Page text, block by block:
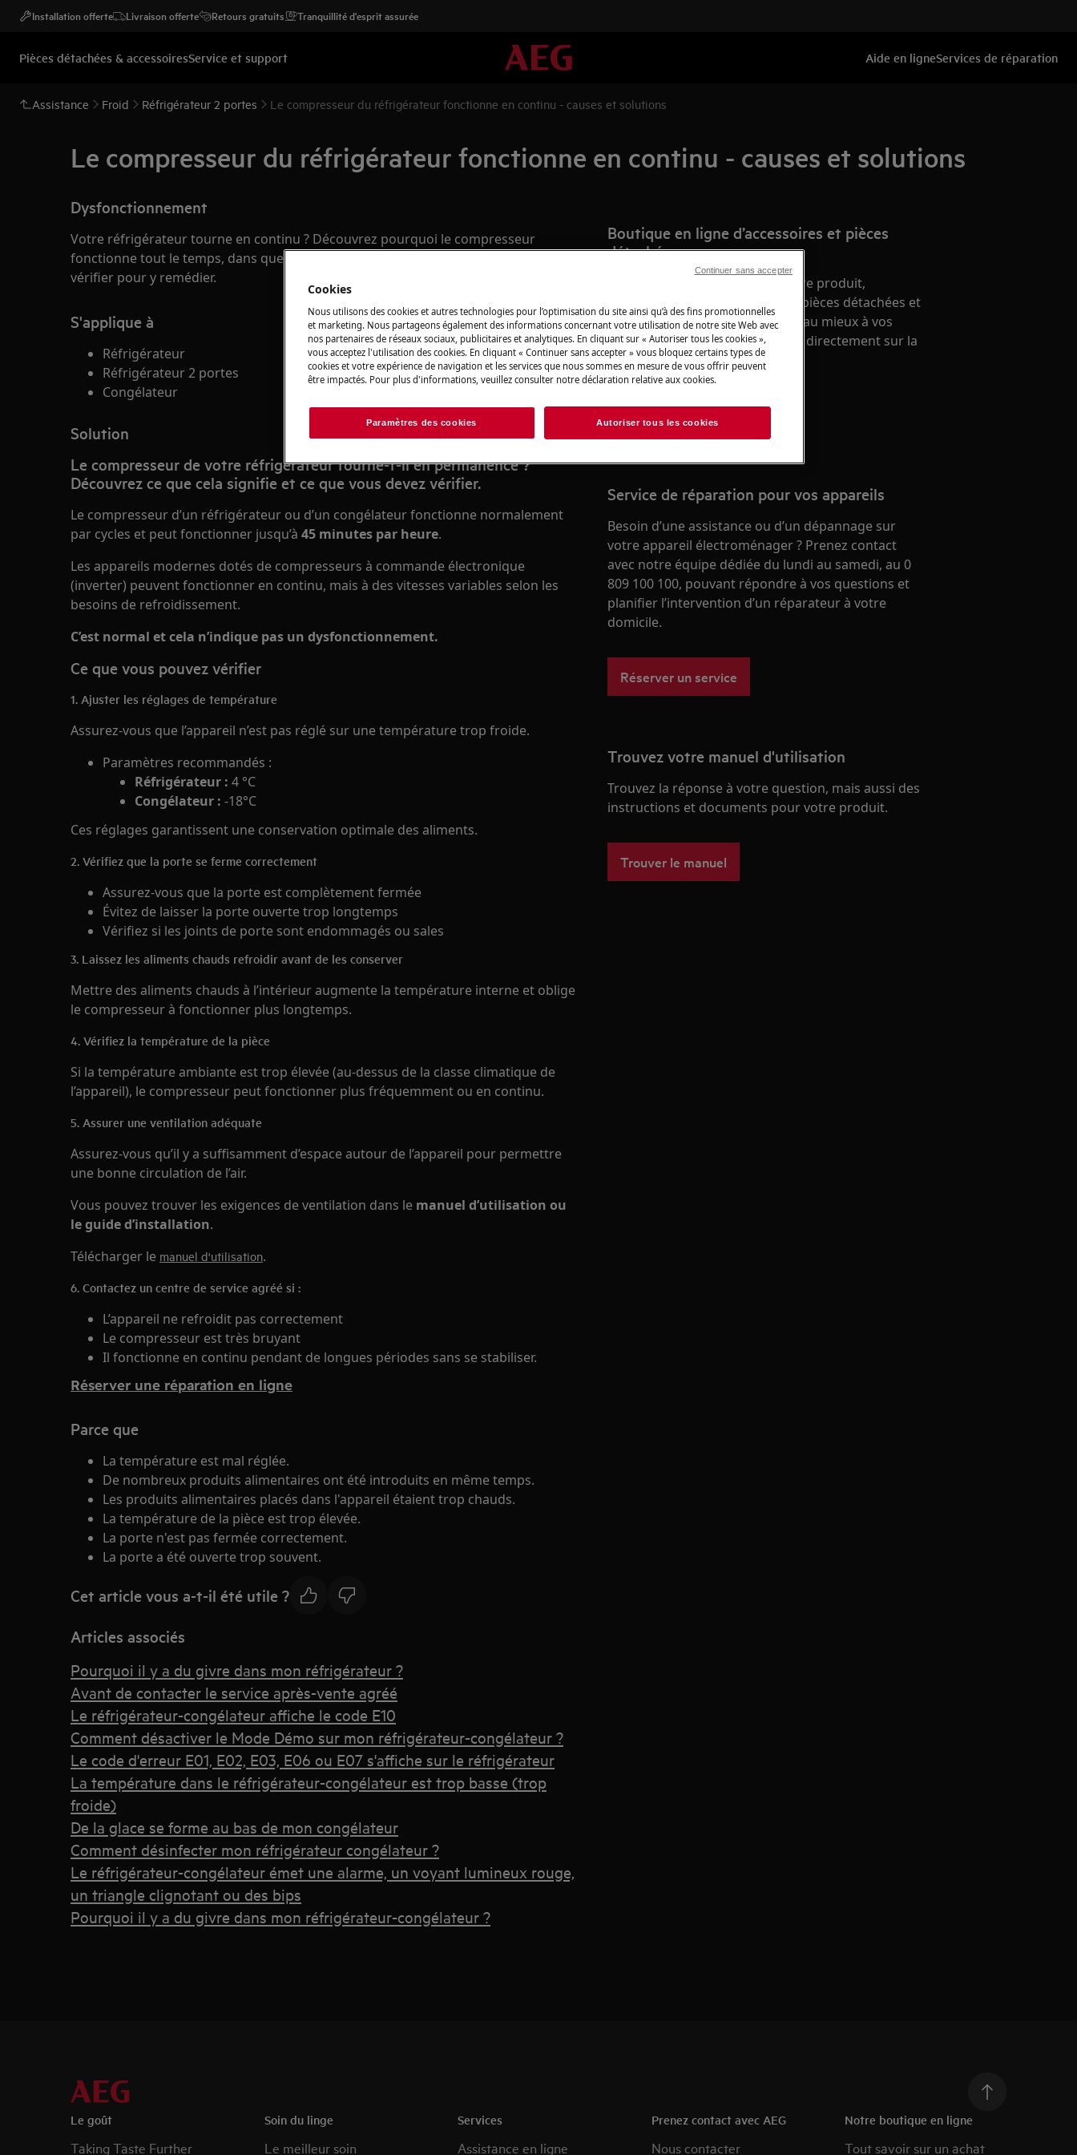
Installation offerte Livraison offerte Retours gratuits Tranquillité d'esprit assurée
Pièces détachées & accessoiresService et support Aide en ligneServices de réparation
Assistance Froid Réfrigérateur 2 portes Le compresseur du réfrigérateur fonctionne en continu - causes et solutions
Le compresseur du réfrigérateur fonctionne en continu - causes et solutions
Dysfonctionnement
Votre réfrigérateur tourne en continu ? Découvrez pourquoi le compresseur
fonctionne tout le temps, dans quels cas c’est normal et ce que vous pouvez
vérifier pour y remédier.
S'applique à
Réfrigérateur
Réfrigérateur 2 portes
Congélateur
Solution
Le compresseur de votre réfrigérateur tourne-t-il en permanence ?
Découvrez ce que cela signifie et ce que vous devez vérifier.
Le compresseur d’un réfrigérateur ou d’un congélateur fonctionne normalement
par cycles et peut fonctionner jusqu’à 45 minutes par heure.
Les appareils modernes dotés de compresseurs à commande électronique
(inverter) peuvent fonctionner en continu, mais à des vitesses variables selon les
besoins de refroidissement.
C’est normal et cela n’indique pas un dysfonctionnement.
Ce que vous pouvez vérifier
1. Ajuster les réglages de température
Assurez-vous que l’appareil n’est pas réglé sur une température trop froide.
Paramètres recommandés :
Réfrigérateur : 4 °C
Congélateur : -18°C
Ces réglages garantissent une conservation optimale des aliments.
2. Vérifiez que la porte se ferme correctement
Assurez-vous que la porte est complètement fermée
Évitez de laisser la porte ouverte trop longtemps
Vérifiez si les joints de porte sont endommagés ou sales
3. Laissez les aliments chauds refroidir avant de les conserver
Mettre des aliments chauds à l’intérieur augmente la température interne et oblige
le compresseur à fonctionner plus longtemps.
4. Vérifiez la température de la pièce
Si la température ambiante est trop élevée (au‑dessus de la classe climatique de
l’appareil), le compresseur peut fonctionner plus fréquemment ou en continu.
5. Assurer une ventilation adéquate
Assurez-vous qu’il y a suffisamment d’espace autour de l’appareil pour permettre
une bonne circulation de l’air.
Vous pouvez trouver les exigences de ventilation dans le manuel d’utilisation ou
le guide d’installation.
Télécharger le manuel d'utilisation.
6. Contactez un centre de service agréé si :
L’appareil ne refroidit pas correctement
Le compresseur est très bruyant
Il fonctionne en continu pendant de longues périodes sans se stabiliser.
Réserver une réparation en ligne
Parce que
La température est mal réglée.
De nombreux produits alimentaires ont été introduits en même temps.
Les produits alimentaires placés dans l'appareil étaient trop chauds.
La température de la pièce est trop élevée.
La porte n'est pas fermée correctement.
La porte a été ouverte trop souvent.
Cet article vous a-t-il été utile ?
Articles associés
Pourquoi il y a du givre dans mon réfrigérateur ?
Avant de contacter le service après-vente agréé
Le réfrigérateur-congélateur affiche le code E10
Comment désactiver le Mode Démo sur mon réfrigérateur-congélateur ?
Le code d'erreur E01, E02, E03, E06 ou E07 s'affiche sur le réfrigérateur
La température dans le réfrigérateur-congélateur est trop basse (trop
froide)
De la glace se forme au bas de mon congélateur
Comment désinfecter mon réfrigérateur congélateur ?
Le réfrigérateur-congélateur émet une alarme, un voyant lumineux rouge,
un triangle clignotant ou des bips
Pourquoi il y a du givre dans mon réfrigérateur-congélateur ?
Boutique en ligne d’accessoires et pièces
détachées
Pour profiter pleinement de votre produit,
découvrez tous les accessoires, pièces détachées et
produits d’entretien, répondant au mieux à vos
besoins, du quotidien. A acheter directement sur la
boutique en ligne aeg.
Service de réparation pour vos appareils
Besoin d’une assistance ou d’un dépannage sur
votre appareil électroménager ? Prenez contact
avec notre équipe dédiée du lundi au samedi, au 0
809 100 100, pouvant répondre à vos questions et
planifier l’intervention d’un réparateur à votre
domicile.
Réserver un service
Trouvez votre manuel d'utilisation
Trouvez la réponse à votre question, mais aussi des
instructions et documents pour votre produit.
Trouver le manuel
Le goût
Taking Taste Further
Soin du linge
Le meilleur soin
Services
Assistance en ligne
Prenez contact avec AEG
Nous contacter
Notre boutique en ligne
Tout savoir sur un achat
Cookies
Nous utilisons des cookies et autres technologies pour l’optimisation du site ainsi qu’à des fins promotionnelles
et marketing. Nous partageons également des informations concernant votre utilisation de notre site Web avec
nos partenaires de réseaux sociaux, publicitaires et analytiques. En cliquant sur « Autoriser tous les cookies »,
vous acceptez l'utilisation des cookies. En cliquant « Continuer sans accepter » vous bloquez certains types de
cookies et votre expérience de navigation et les services que nous sommes en mesure de vous offrir peuvent
être impactés. Pour plus d'informations, veuillez consulter notre déclaration relative aux cookies.
Paramètres des cookies Autoriser tous les cookies
Continuer sans accepter